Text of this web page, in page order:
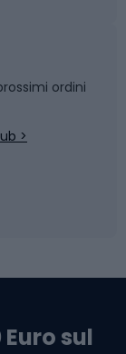
ordini
>
sul